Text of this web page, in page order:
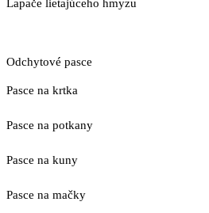
Lapače lietajúceho hmyzu
Odchytové pasce
Pasce na krtka
Pasce na potkany
Pasce na kuny
Pasce na mačky